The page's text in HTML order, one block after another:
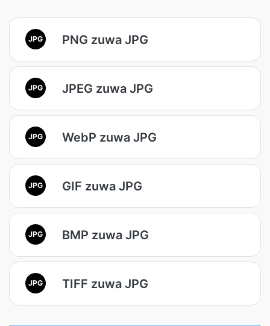
JPG PNG zuwa JPG
JPG JPEG zuwa JPG
JPG WebP zuwa JPG
JPG GIF zuwa JPG
JPG BMP zuwa JPG
JPG TIFF zuwa JPG